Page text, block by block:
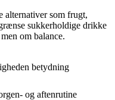
alternativer som frugt,
sukkerholdige drikke
om balance.
betydning
og aftenrutine